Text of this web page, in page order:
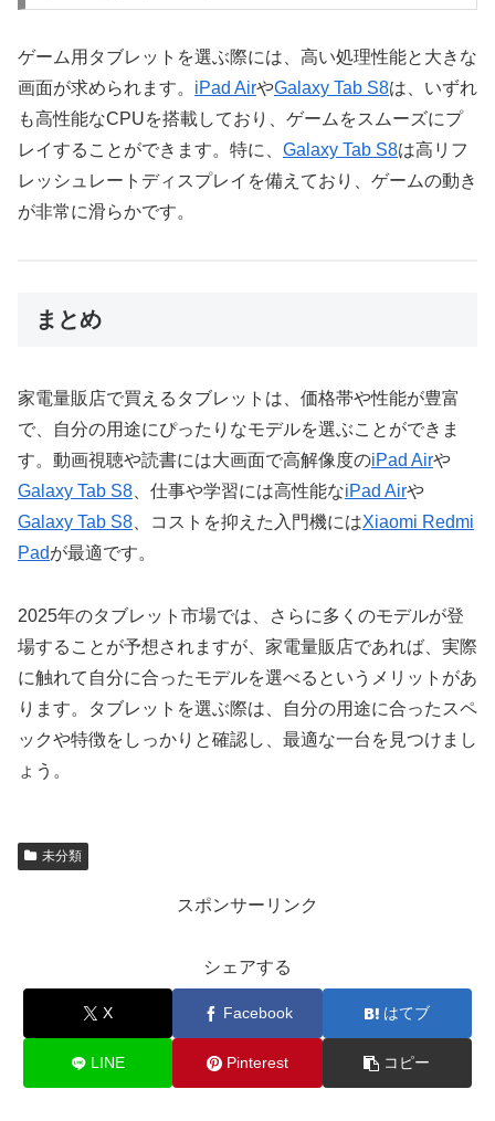
ゲーム用タブレットを選ぶ際には、高い処理性能と大きな
画面が求められます。 iPad AirやGalaxy Tab S8は、いずれ
も高性能なCPUを搭載しており、ゲームをスムーズにプ
レイすることができます。特に、 Galaxy Tab S8は高リフ
レッシュレートディスプレイを備えており、ゲームの動き
が非常に滑らかです。
まとめ
家電量販店で買えるタブレットは、価格帯や性能が豊富
で、自分の用途にぴったりなモデルを選ぶことができま
す。動画視聴や読書には大画面で高解像度のiPad Airや
Galaxy Tab S8 、仕事や学習には高性能なiPad Airや
Galaxy Tab S8 、コストを抑えた入門機にはXiaomi Redmi
Padが最適です。
2025年のタブレット市場では、さらに多くのモデルが登
場することが予想されますが、家電量販店であれば、実際
に触れて自分に合ったモデルを選べるというメリットがあ
ります。タブレットを選ぶ際は、自分の用途に合ったスペ
ックや特徴をしっかりと確認し、最適な一台を見つけまし
ょう。
未分類
スポンサーリンク
シェアする
X Facebook はてブ
LINE Pinterest コピー